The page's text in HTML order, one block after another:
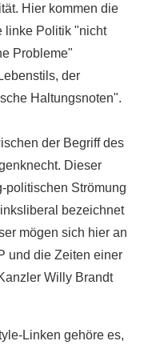
Hier kommen die
linke Politik "nicht
Probleme"
der
Haltungsnoten".
der Begriff des
Dieser
politischen Strömung
bezeichnet
mögen sich hier an
und die Zeiten einer
Willy Brandt
Linken gehöre es,